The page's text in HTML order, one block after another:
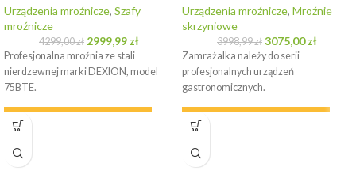
Urządzenia mroźnicze, Szafy
mroźnicze
4299,00zł 2999,99 zł
Profesjonalna mroźnia ze stali
nierdzewnej marki DEXION, model
75BTE.
WYPOŻYCZ URZĄDZENIE
Urządzenia mroźnicze, Mroźnie
skrzyniowe
3998,99zł 3075,00zł
Zamrażalka należy do serii
profesjonalnych urządzeń
gastronomicznych.
WYPOŻYCZ URZĄDZENIE